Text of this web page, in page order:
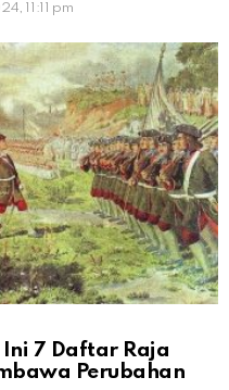
11:11 pm
7 Daftar Raja
Perubahan